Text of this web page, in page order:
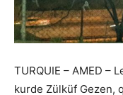
TURQUIE – AMED –
kurde Zülküf Gezen,